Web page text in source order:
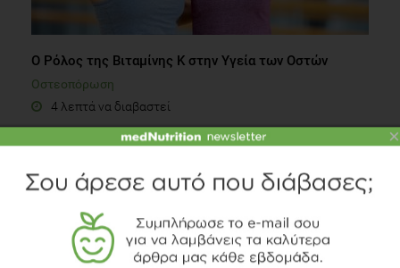
Ο Ρόλος της Βιταμίνης Κ στην Υγεία των Οστών
Οστεοπόρωση
4 λεπτά να διαβαστεί
×